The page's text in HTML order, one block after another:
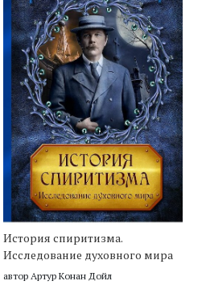
История спиритизма.
Исследование духовного мира
автор Артур Конан Дойл